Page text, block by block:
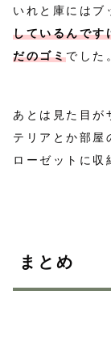
いれと庫にはブ
しているんです
だのゴミでした
あとは見た目が
テリアとか部
ローゼットに収
まとめ